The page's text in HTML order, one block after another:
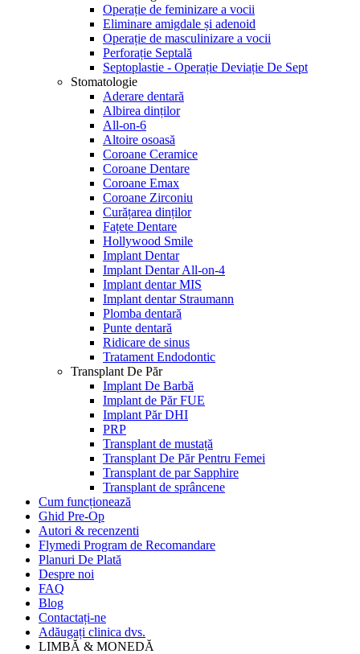
Operație de feminizare a vocii
Eliminare amigdale și adenoid
Operație de masculinizare a vocii
Perforație Septală
Septoplastie - Operație Deviație De Sept
Stomatologie
Aderare dentară
Albirea dinților
All-on-6
Altoire osoasă
Coroane Ceramice
Coroane Dentare
Coroane Emax
Coroane Zirconiu
Curățarea dinților
Fațete Dentare
Hollywood Smile
Implant Dentar
Implant Dentar All-on-4
Implant dentar MIS
Implant dentar Straumann
Plomba dentară
Punte dentară
Ridicare de sinus
Tratament Endodontic
Transplant De Păr
Implant De Barbă
Implant de Păr FUE
Implant Păr DHI
PRP
Transplant de mustață
Transplant De Păr Pentru Femei
Transplant de par Sapphire
Transplant de sprâncene
Cum funcționează
Ghid Pre-Op
Autori & recenzenti
Flymedi Program de Recomandare
Planuri De Plată
Despre noi
FAQ
Blog
Contactați-ne
Adăugați clinica dvs.
LIMBĂ & MONEDĂ